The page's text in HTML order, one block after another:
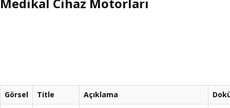
Medikal Cihaz Motorları
Görsel Title Açıklama